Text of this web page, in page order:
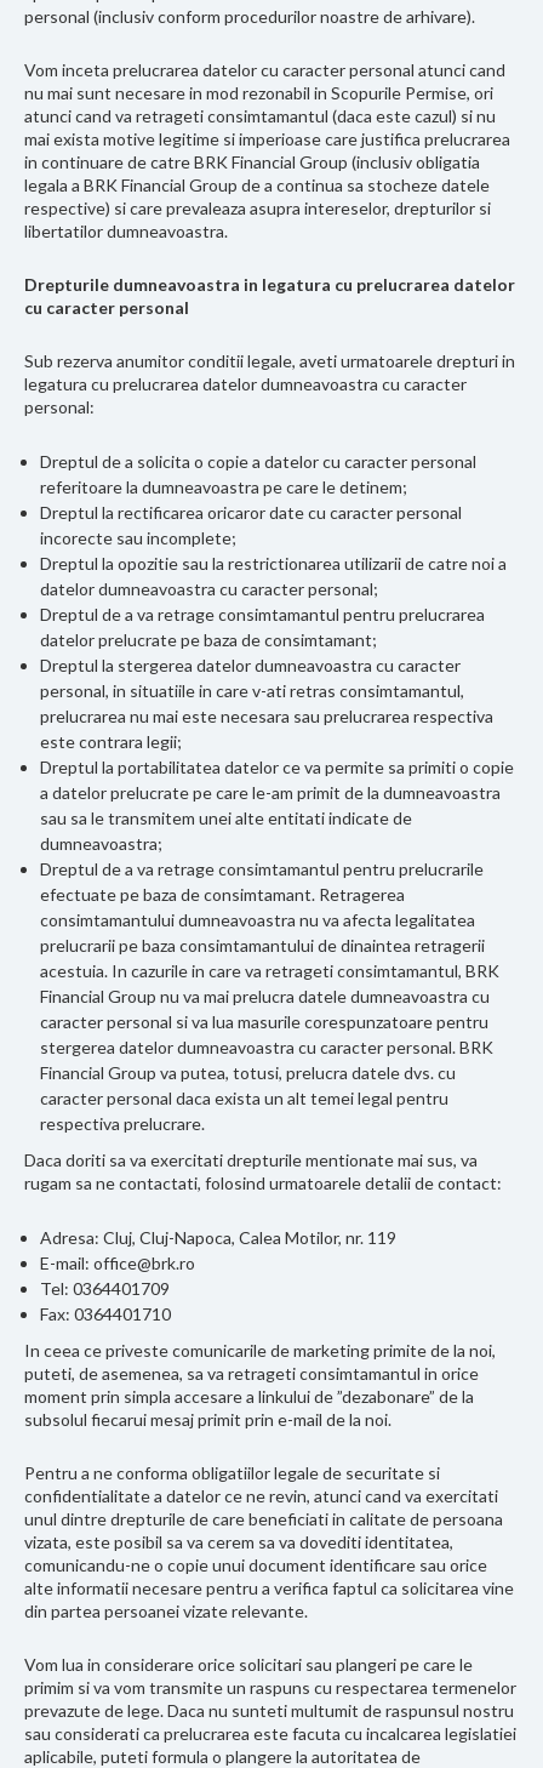
personal (inclusiv conform procedurilor noastre de arhivare).
Vom inceta prelucrarea datelor cu caracter personal atunci cand
nu mai sunt necesare in mod rezonabil in Scopurile Permise, ori
atunci cand va retrageti consimtamantul (daca este cazul) si nu
mai exista motive legitime si imperioase care justifica prelucrarea
in continuare de catre BRK Financial Group (inclusiv obligatia
legala a BRK Financial Group de a continua sa stocheze datele
respective) si care prevaleaza asupra intereselor, drepturilor si
libertatilor dumneavoastra.
Drepturile dumneavoastra in legatura cu prelucrarea datelor
cu caracter personal
Sub rezerva anumitor conditii legale, aveti urmatoarele drepturi in
legatura cu prelucrarea datelor dumneavoastra cu caracter
personal:
Dreptul de a solicita o copie a datelor cu caracter personal
referitoare la dumneavoastra pe care le detinem;
Dreptul la rectificarea oricaror date cu caracter personal
incorecte sau incomplete;
Dreptul la opozitie sau la restrictionarea utilizarii de catre noi a
datelor dumneavoastra cu caracter personal;
Dreptul de a va retrage consimtamantul pentru prelucrarea
datelor prelucrate pe baza de consimtamant;
Dreptul la stergerea datelor dumneavoastra cu caracter
personal, in situatiile in care v-ati retras consimtamantul,
prelucrarea nu mai este necesara sau prelucrarea respectiva
este contrara legii;
Dreptul la portabilitatea datelor ce va permite sa primiti o copie
a datelor prelucrate pe care le-am primit de la dumneavoastra
sau sa le transmitem unei alte entitati indicate de
dumneavoastra;
Dreptul de a va retrage consimtamantul pentru prelucrarile
efectuate pe baza de consimtamant. Retragerea
consimtamantului dumneavoastra nu va afecta legalitatea
prelucrarii pe baza consimtamantului de dinaintea retragerii
acestuia. In cazurile in care va retrageti consimtamantul, BRK
Financial Group nu va mai prelucra datele dumneavoastra cu
caracter personal si va lua masurile corespunzatoare pentru
stergerea datelor dumneavoastra cu caracter personal. BRK
Financial Group va putea, totusi, prelucra datele dvs. cu
caracter personal daca exista un alt temei legal pentru
respectiva prelucrare.
Daca doriti sa va exercitati drepturile mentionate mai sus, va
rugam sa ne contactati, folosind urmatoarele detalii de contact:
Adresa: Cluj, Cluj-Napoca, Calea Motilor, nr. 119
E-mail: office@brk.ro
Tel: 0364401709
Fax: 0364401710
In ceea ce priveste comunicarile de marketing primite de la noi,
puteti, de asemenea, sa va retrageti consimtamantul in orice
moment prin simpla accesare a linkului de ”dezabonare” de la
subsolul fiecarui mesaj primit prin e-mail de la noi.
Pentru a ne conforma obligatiilor legale de securitate si
confidentialitate a datelor ce ne revin, atunci cand va exercitati
unul dintre drepturile de care beneficiati in calitate de persoana
vizata, este posibil sa va cerem sa va dovediti identitatea,
comunicandu-ne o copie unui document identificare sau orice
alte informatii necesare pentru a verifica faptul ca solicitarea vine
din partea persoanei vizate relevante.
Vom lua in considerare orice solicitari sau plangeri pe care le
primim si va vom transmite un raspuns cu respectarea termenelor
prevazute de lege. Daca nu sunteti multumit de raspunsul nostru
sau considerati ca prelucrarea este facuta cu incalcarea legislatiei
aplicabile, puteti formula o plangere la autoritatea de